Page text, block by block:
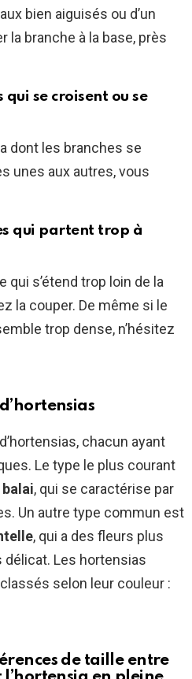
bien aiguisés ou d’un
la branche à la base, près
se croisent ou se
dont les branches se
unes aux autres, vous
qui partent trop à
qui s’étend trop loin de la
la couper. De même si le
trop dense, n’hésitez
chacun ayant
Le type le plus courant
, qui se caractérise par
Un autre type commun est
, qui a des fleurs plus
Les hortensias
selon leur couleur :
de taille entre